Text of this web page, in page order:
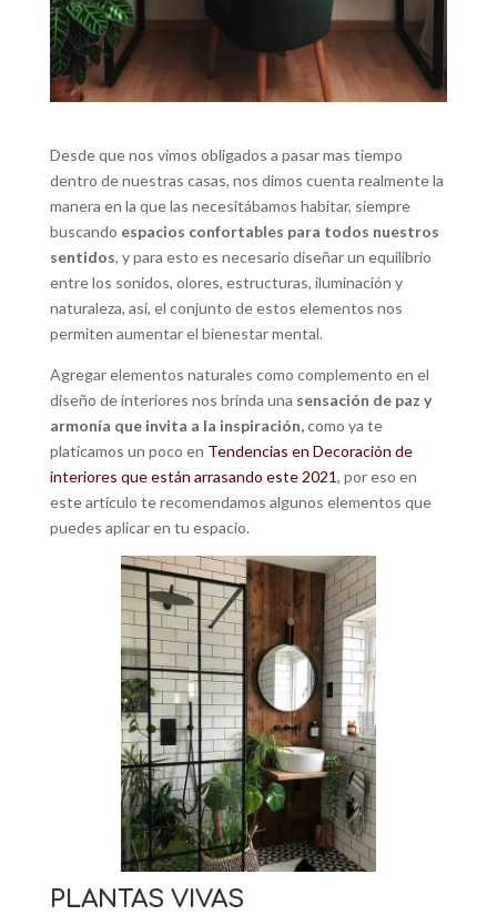
Desde que nos vimos obligados a pasar mas tiempo
dentro de nuestras casas, nos dimos cuenta realmente la
manera en la que las necesitábamos habitar, siempre
buscando espacios confortables para todos nuestros
sentidos, y para esto es necesario diseñar un equilibrio
entre los sonidos, olores, estructuras, iluminación y
naturaleza, así, el conjunto de estos elementos nos
permiten aumentar el bienestar mental.
Agregar elementos naturales como complemento en el
diseño de interiores nos brinda una sensación de paz y
armonía que invita a la inspiración,como ya te
platicamos un poco en Tendencias en Decoración de
interiores que están arrasando este 2021, por eso en
este artículo te recomendamos algunos elementos que
puedes aplicar en tu espacio.
PLANTAS VIVAS